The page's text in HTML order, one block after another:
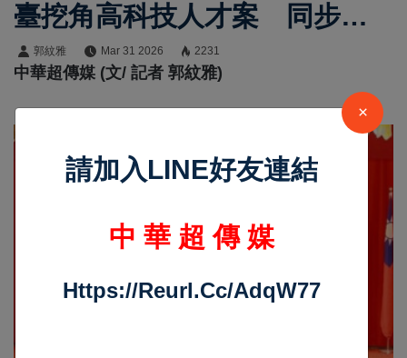
臺挖角高科技人才案 同步偵
辦11案全面強化臺灣產業安全
防線
郭紋雅 Mar 31 2026 2231
中華超傳媒 (文/ 記者 郭紋雅)
×
請加入LINE好友連結
中 華 超 傳 媒
Https://reurl.cc/adqW77